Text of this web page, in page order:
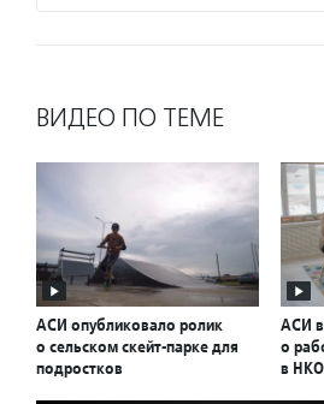
ВИДЕО ПО ТЕМЕ
АСИ опубликовало ролик
о сельском скейт-парке для
подростков
АСИ
о
в НКО